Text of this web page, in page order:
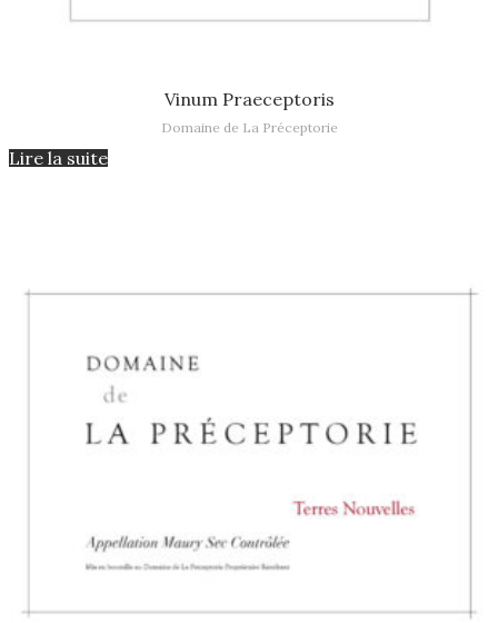
Vinum Praeceptoris
Domaine de La Préceptorie
Lire la suite